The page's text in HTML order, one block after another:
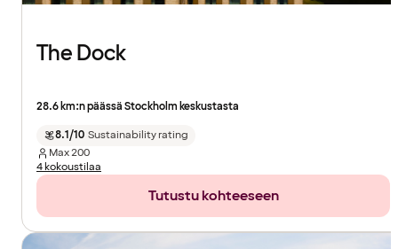
The Dock
28.6 km:n päässä Stockholm keskustasta
8.1/10 Sustainability rating
Max200
4 kokoustilaa
Tutustu kohteeseen